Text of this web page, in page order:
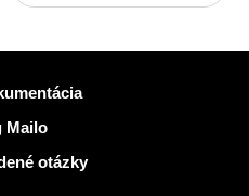
Mailo
otázky